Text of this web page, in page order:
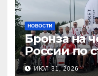
НОВОСТИ
Бронза на
России по
стрельбе
ИЮЛ 31, 2026